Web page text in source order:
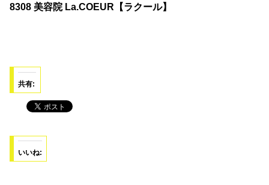
8308 美容院 La.COEUR【ラクール】
共有:
いいね: